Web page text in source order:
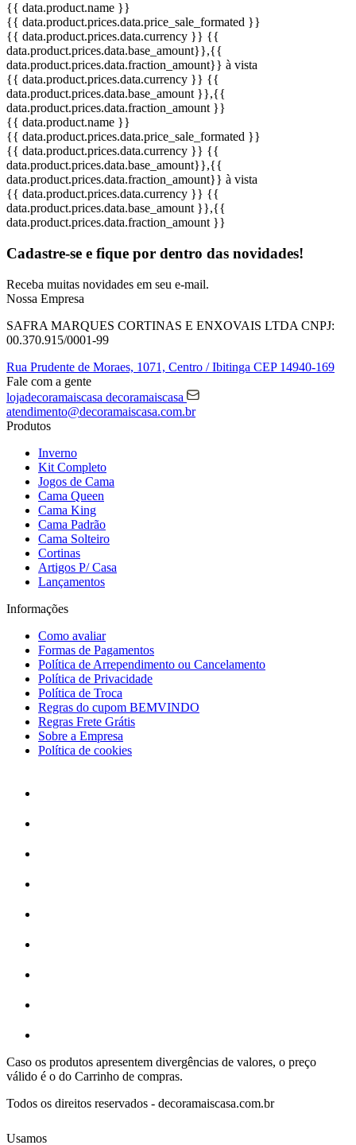
{{ data.product.name }}
{{ data.product.prices.data.price_sale_formated }}
{{ data.product.prices.data.currency }} {{
data.product.prices.data.base_amount}},{{
data.product.prices.data.fraction_amount}} à vista
{{ data.product.prices.data.currency }} {{
data.product.prices.data.base_amount }},{{
data.product.prices.data.fraction_amount }}
{{ data.product.name }}
{{ data.product.prices.data.price_sale_formated }}
{{ data.product.prices.data.currency }} {{
data.product.prices.data.base_amount}},{{
data.product.prices.data.fraction_amount}} à vista
{{ data.product.prices.data.currency }} {{
data.product.prices.data.base_amount }},{{
data.product.prices.data.fraction_amount }}
Cadastre-se e fique por dentro das novidades!
Receba muitas novidades em seu e-mail.
Nossa Empresa
SAFRA MARQUES CORTINAS E ENXOVAIS LTDA CNPJ:
00.370.915/0001-99
Rua Prudente de Moraes, 1071, Centro / Ibitinga CEP 14940-169
Fale com a gente
lojadecoramaiscasa decoramaiscasa
atendimento@decoramaiscasa.com.br
Produtos
Inverno
Kit Completo
Jogos de Cama
Cama Queen
Cama King
Cama Padrão
Cama Solteiro
Cortinas
Artigos P/ Casa
Lançamentos
Informações
Como avaliar
Formas de Pagamentos
Política de Arrependimento ou Cancelamento
Política de Privacidade
Política de Troca
Regras do cupom BEMVINDO
Regras Frete Grátis
Sobre a Empresa
Política de cookies
Caso os produtos apresentem divergências de valores, o preço
válido é o do Carrinho de compras.
Todos os direitos reservados - decoramaiscasa.com.br
Usamos